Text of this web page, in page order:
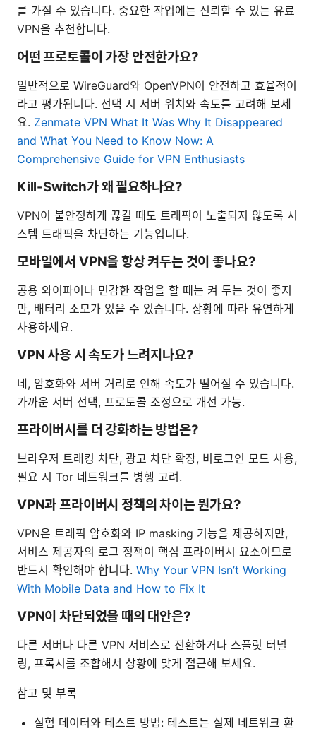
를 가질 수 있습니다. 중요한 작업에는 신뢰할 수 있는 유료
VPN을 추천합니다.
어떤 프로토콜이 가장 안전한가요?
일반적으로 WireGuard와 OpenVPN이 안전하고 효율적이
라고 평가됩니다. 선택 시 서버 위치와 속도를 고려해 보세
요. Zenmate VPN What It Was Why It Disappeared
and What You Need to Know Now: A
Comprehensive Guide for VPN Enthusiasts
Kill-Switch가 왜 필요하나요?
VPN이 불안정하게 끊길 때도 트래픽이 노출되지 않도록 시
스템 트래픽을 차단하는 기능입니다.
모바일에서 VPN을 항상 켜두는 것이 좋나요?
공용 와이파이나 민감한 작업을 할 때는 켜 두는 것이 좋지
만, 배터리 소모가 있을 수 있습니다. 상황에 따라 유연하게
사용하세요.
VPN 사용 시 속도가 느려지나요?
네, 암호화와 서버 거리로 인해 속도가 떨어질 수 있습니다.
가까운 서버 선택, 프로토콜 조정으로 개선 가능.
프라이버시를 더 강화하는 방법은?
브라우저 트래킹 차단, 광고 차단 확장, 비로그인 모드 사용,
필요 시 Tor 네트워크를 병행 고려.
VPN과 프라이버시 정책의 차이는 뭔가요?
VPN은 트래픽 암호화와 IP masking 기능을 제공하지만,
서비스 제공자의 로그 정책이 핵심 프라이버시 요소이므로
반드시 확인해야 합니다. Why Your VPN Isn’t Working
With Mobile Data and How to Fix It
VPN이 차단되었을 때의 대안은?
다른 서버나 다른 VPN 서비스로 전환하거나 스플릿 터널
링, 프록시를 조합해서 상황에 맞게 접근해 보세요.
참고 및 부록
실험 데이터와 테스트 방법: 테스트는 실제 네트워크 환